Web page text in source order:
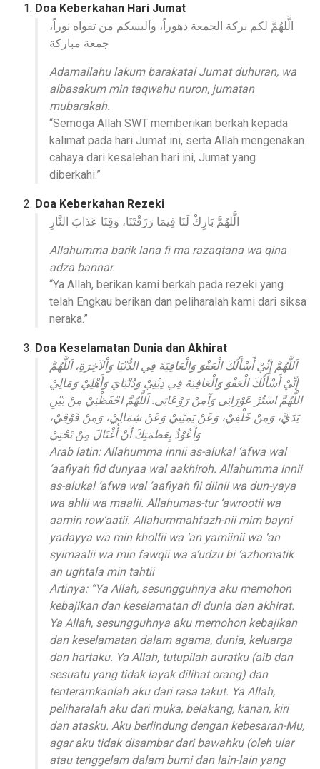
Doa Keberkahan Hari Jumat
الَّلهُمَّ لكم بركة الجمعة دهوراً، وألبسكم من تقواه نوراً،
جمعة مباركة
Adamallahu lakum barakatal Jumat duhuran, wa
albasakum min taqwahu nuron, jumatan
mubarakah.
“Semoga Allah SWT memberikan berkah kepada
kalimat pada hari Jumat ini, serta Allah mengenakan
cahaya dari kesalehan hari ini, Jumat yang
diberkahi.”
Doa Keberkahan Rezeki
الَّلهُمَّ بَارِكْ لَنَا فِيمَا رَزَقْتَنَا، وَقِنَا عَذَابَ النَّارِ
Allahumma barik lana fi ma razaqtana wa qina
adza bannar.
“Ya Allah, berikan kami berkah pada rezeki yang
telah Engkau berikan dan peliharalah kami dari siksa
neraka.”
Doa Keselamatan Dunia dan Akhirat
اَللَّهُمَّ إِنِّيْ أَسْأَلُكَ الْعَفْوَ وَالْعَافِيَةَ فِي الدُّنْيَا وَاْلآخِرَةِ، اَللَّهُمَّ
إِنِّيْ أَسْأَلُكَ الْعَفْوَ وَالْعَافِيَةَ فِي دِيْنِيْ وَدُنْيَايَ وَأَهْلِيْ وَمَالِيْ
اللَّهُمَّ اسْتُرْ عَوْرَاتِى وَآمِنْ رَوْعَاتِى. اَللَّهُمَّ احْفَظْنِيْ مِنْ بَيْنِ
يَدَيَّ، وَمِنْ خَلْفِيْ، وَعَنْ يَمِيْنِيْ وَعَنْ شِمَالِيْ، وَمِنْ فَوْقِيْ،
وَأَعُوْذُ بِعَظَمَتِكَ أَنْ أُغْتَالَ مِنْ تَحْتِيْ
Arab latin: Allahumma innii as-alukal ‘afwa wal
‘aafiyah fid dunyaa wal aakhiroh. Allahumma innii
as-alukal ‘afwa wal ‘aafiyah fii diinii wa dun-yaya
wa ahlii wa maalii. Allahumas-tur ‘awrootii wa
aamin row’aatii. Allahummahfazh-nii mim bayni
yadayya wa min kholfii wa ‘an yamiinii wa ‘an
syimaalii wa min fawqii wa a’udzu bi ‘azhomatik
an ughtala min tahtii
Artinya: “Ya Allah, sesungguhnya aku memohon
kebajikan dan keselamatan di dunia dan akhirat.
Ya Allah, sesungguhnya aku memohon kebajikan
dan keselamatan dalam agama, dunia, keluarga
dan hartaku. Ya Allah, tutupilah auratku (aib dan
sesuatu yang tidak layak dilihat orang) dan
tenteramkanlah aku dari rasa takut. Ya Allah,
peliharalah aku dari muka, belakang, kanan, kiri
dan atasku. Aku berlindung dengan kebesaran-Mu,
agar aku tidak disambar dari bawahku (oleh ular
atau tenggelam dalam bumi dan lain-lain yang